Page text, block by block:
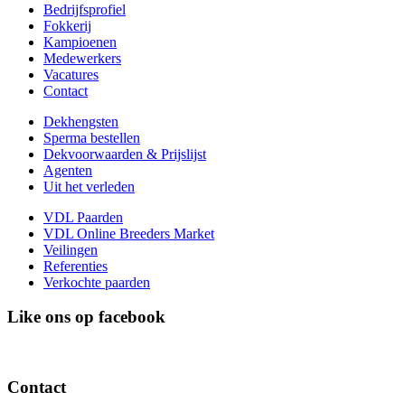
Bedrijfsprofiel
Fokkerij
Kampioenen
Medewerkers
Vacatures
Contact
Dekhengsten
Sperma bestellen
Dekvoorwaarden & Prijslijst
Agenten
Uit het verleden
VDL Paarden
VDL Online Breeders Market
Veilingen
Referenties
Verkochte paarden
Like ons op facebook
Contact